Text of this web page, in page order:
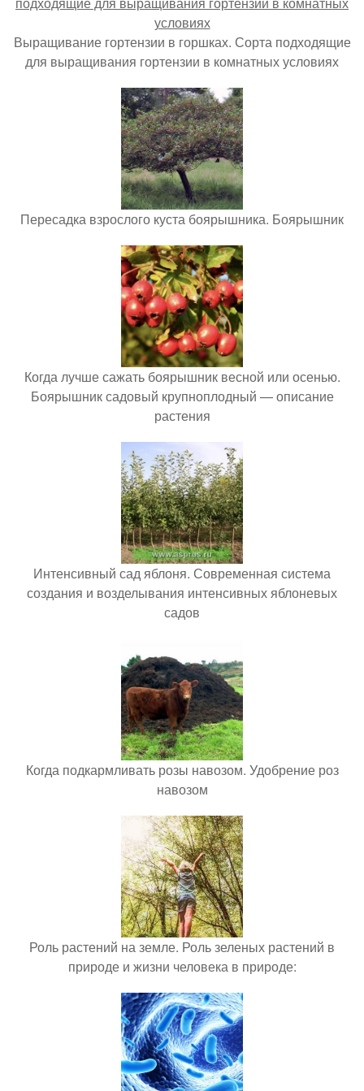
Выращивание гортензии в горшках. Сорта подходящие
для выращивания гортензии в комнатных условиях
Пересадка взрослого куста боярышника. Боярышник
Когда лучше сажать боярышник весной или осенью.
Боярышник садовый крупноплодный — описание
растения
Интенсивный сад яблоня. Современная система
создания и возделывания интенсивных яблоневых
садов
Когда подкармливать розы навозом. Удобрение роз
навозом
Роль растений на земле. Роль зеленых растений в
природе и жизни человека в природе: